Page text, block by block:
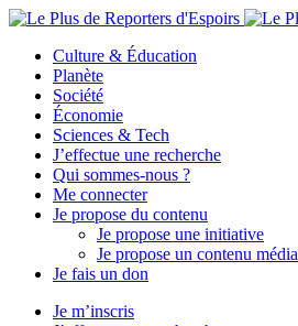
Culture & Éducation
Planète
Société
Économie
Sciences & Tech
J’effectue une recherche
Qui sommes-nous ?
Me connecter
Je propose du contenu
Je propose une initiative
Je propose un contenu média
Je fais un don
Je m’inscris